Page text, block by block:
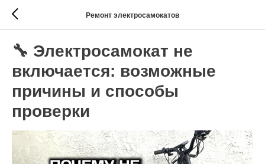
Ремонт электросамокатов
🔧 Электросамокат не
включается: возможные
причины и способы
проверки